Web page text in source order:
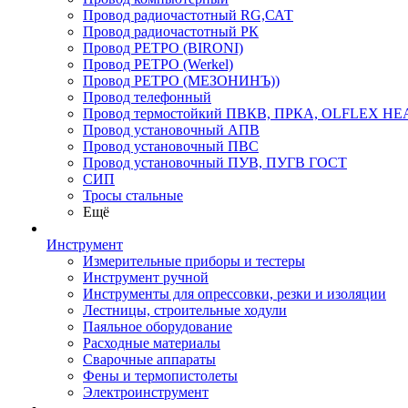
Провод радиочастотный RG,САТ
Провод радиочастотный РК
Провод РЕТРО (BIRONI)
Провод РЕТРО (Werkel)
Провод РЕТРО (МЕЗОНИНЪ))
Провод телефонный
Провод термостойкий ПВКВ, ПРКА, OLFLEX
Провод установочный АПВ
Провод установочный ПВС
Провод установочный ПУВ, ПУГВ ГОСТ
СИП
Тросы стальные
Ещё
Инструмент
Измерительные приборы и тестеры
Инструмент ручной
Инструменты для опрессовки, резки и изоляции
Лестницы, строительные ходули
Паяльное оборудование
Расходные материалы
Сварочные аппараты
Фены и термопистолеты
Электроинструмент